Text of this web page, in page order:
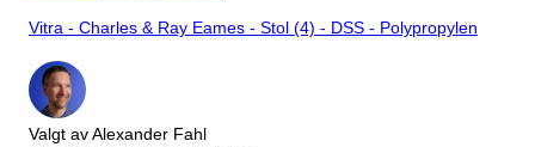
Vitra - Charles & Ray Eames - Stol (4) - DSS - Polypropylen
Valgt av Alexander Fahl